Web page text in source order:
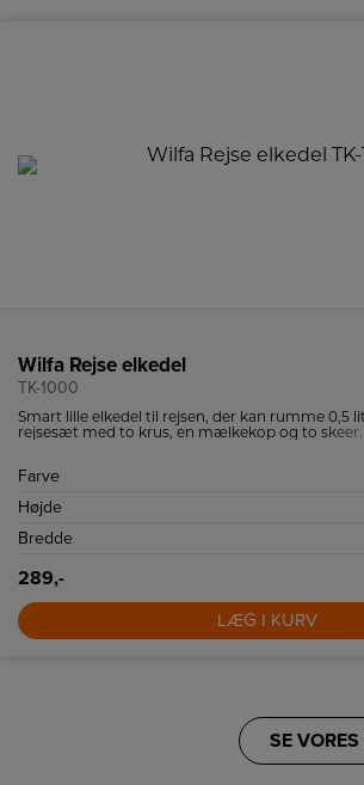
Wilfa Rejse elkedel
TK-1000
Smart lille elkedel til rejsen, der kan rumme 0,5
rejsesæt med to krus, en mælkekop og to skeer.
Farve
Højde
Bredde
289,-
LÆG I KURV
SE